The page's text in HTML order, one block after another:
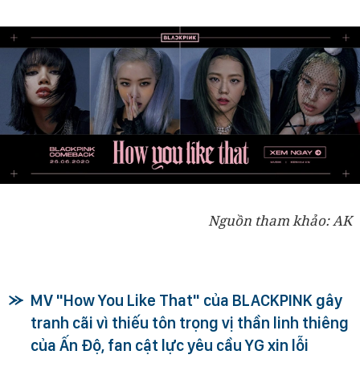
Nguồn tham khảo: AK
MV "How You Like That" của BLACKPINK gây
tranh cãi vì thiếu tôn trọng vị thần linh thiêng
của Ấn Độ, fan cật lực yêu cầu YG xin lỗi